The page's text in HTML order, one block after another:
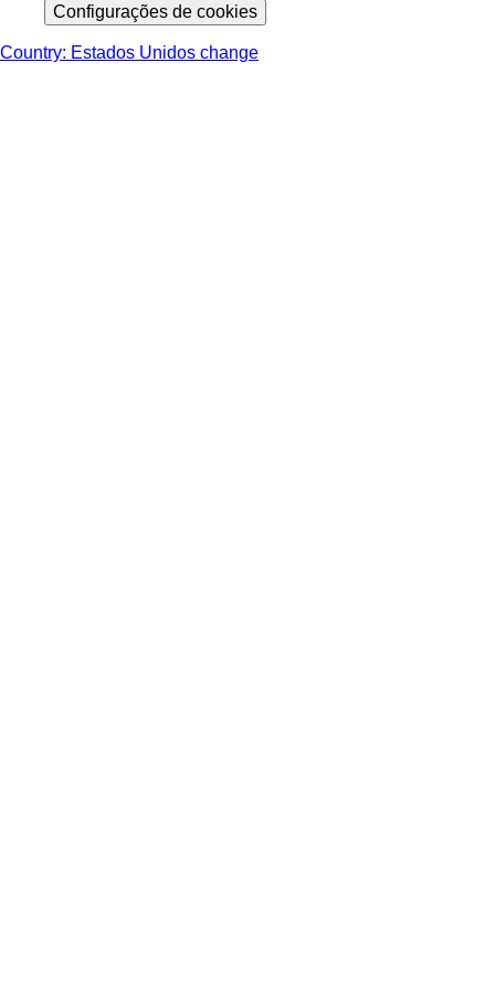
Configurações de cookies
Country: Estados Unidos change